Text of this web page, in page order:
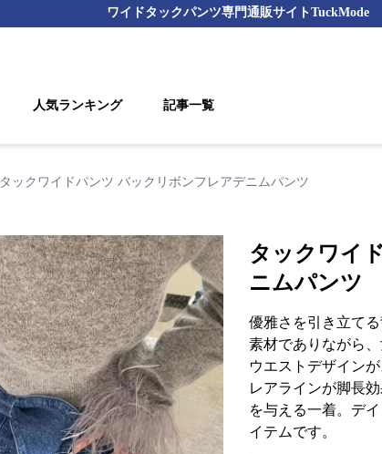
ワイドタックパンツ専門通販サイトTuckMode
人気ランキング 記事一覧
タックワイドパンツ バックリボンフレアデニムパンツ
タックワイ
ニムパンツ
優雅さを引き立て
素材でありながら
ウエストデザイン
レアラインが脚長
を与える一着。デ
イテムです。